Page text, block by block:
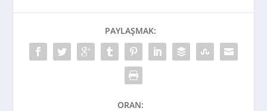
PAYLAŞMAK:
ORAN: